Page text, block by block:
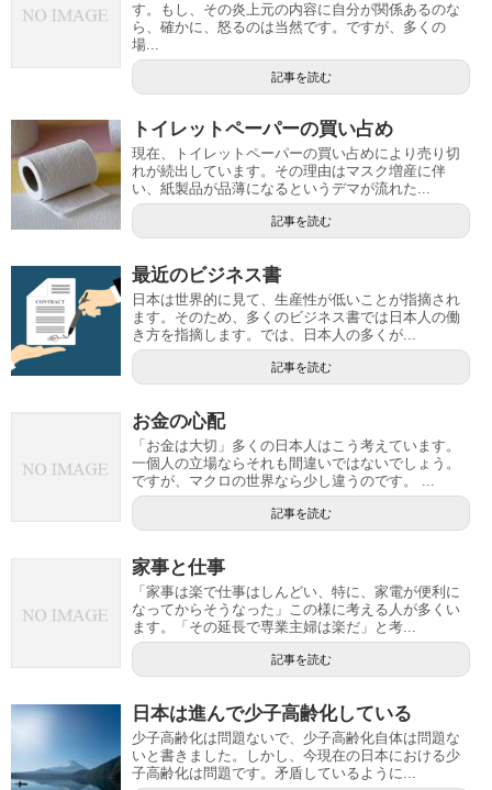
す。もし、その炎上元の内容に自分が関係あるのな
ら、確かに、怒るのは当然です。ですが、多くの
場...
記事を読む
トイレットペーパーの買い占め
現在、トイレットペーパーの買い占めにより売り切
れが続出しています。その理由はマスク増産に伴
い、紙製品が品薄になるというデマが流れた...
記事を読む
最近のビジネス書
日本は世界的に見て、生産性が低いことが指摘され
ます。そのため、多くのビジネス書では日本人の働
き方を指摘します。では、日本人の多くが...
記事を読む
お金の心配
「お金は大切」多くの日本人はこう考えています。
一個人の立場ならそれも間違いではないでしょう。
ですが、マクロの世界なら少し違うのです。 ...
記事を読む
家事と仕事
「家事は楽で仕事はしんどい、特に、家電が便利に
なってからそうなった」この様に考える人が多くい
ます。「その延長で専業主婦は楽だ」と考...
記事を読む
日本は進んで少子高齢化している
少子高齢化は問題ないで、少子高齢化自体は問題な
いと書きました。しかし、今現在の日本における少
子高齢化は問題です。矛盾しているように...